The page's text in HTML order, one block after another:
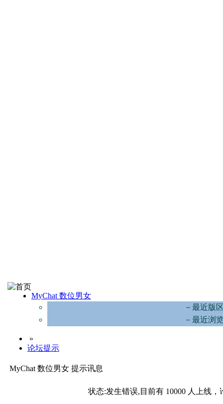
MyChat 数位男女
－最近版
－最近浏
»
论坛提示
MyChat 数位男女 提示讯息
状态:发生错误,目前有 10000 人上线